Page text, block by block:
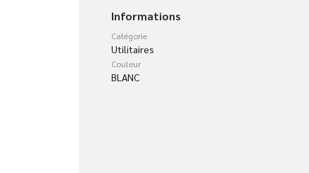
Informations
Catégorie
Utilitaires
Couleur
BLANC